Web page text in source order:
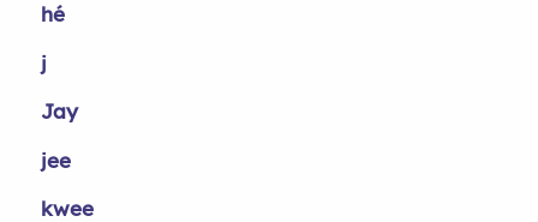
hé
j
Jay
jee
kwee